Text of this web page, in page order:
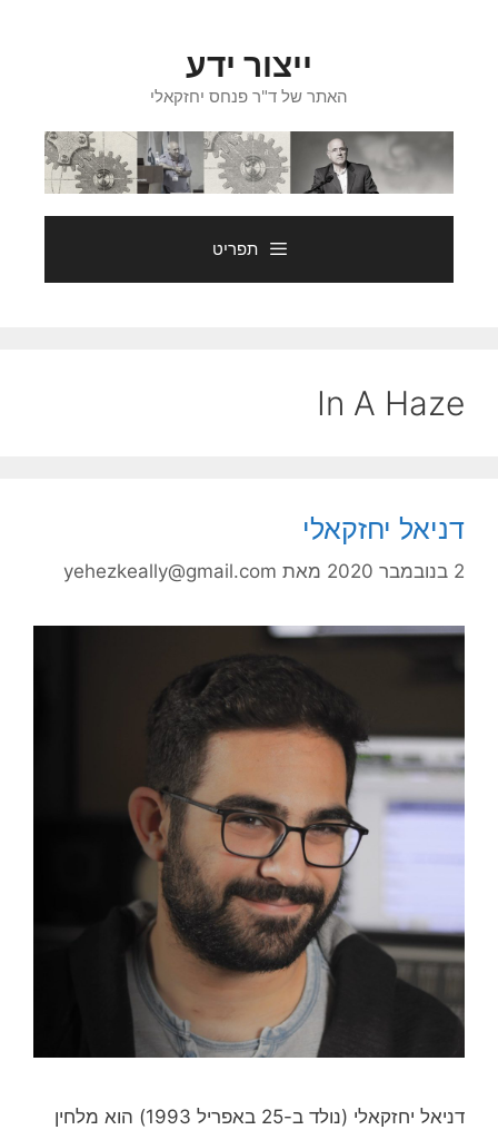
ייצור ידע
האתר של ד"ר פנחס יחזקאלי
תפריט
In A Haze
דניאל יחזקאלי
2 בנובמבר 2020 מאת yehezkeally@gmail.com
דניאל יחזקאלי (נולד ב-25 באפריל 1993) הוא מלחין